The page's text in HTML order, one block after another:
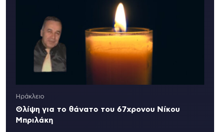
Ηράκλειο
Θλίψη για το θάνατο του 67χρονου Νίκου
Μπριλάκη